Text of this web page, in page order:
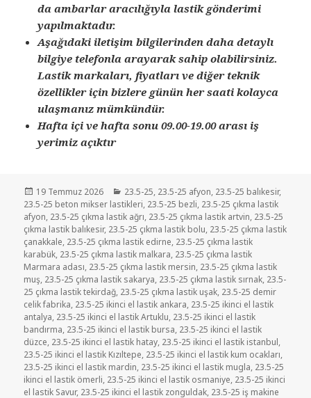
da ambarlar aracılığıyla lastik gönderimi
yapılmaktadır.
Aşağıdaki iletişim bilgilerinden daha detaylı
bilgiye telefonla arayarak sahip olabilirsiniz.
Lastik markaları, fiyatları ve diğer teknik
özellikler için bizlere günün her saati kolayca
ulaşmanız mümkündür.
Hafta içi ve hafta sonu 09.00-19.00 arası iş
yerimiz açıktır
Yayın
tarihi
19 Temmuz 2026 Kategoriler
23.5-25, 23.5-25 afyon, 23.5-25 balıkesir,
23.5-25 beton mikser lastikleri, 23.5-25 bezli, 23.5-25 çıkma lastik
afyon, 23.5-25 çıkma lastik ağrı, 23.5-25 çıkma lastik artvin, 23.5-25
çıkma lastik balıkesir, 23.5-25 çıkma lastik bolu, 23.5-25 çıkma lastik
çanakkale, 23.5-25 çıkma lastik edirne, 23.5-25 çıkma lastik
karabük, 23.5-25 çıkma lastik malkara, 23.5-25 çıkma lastik
Marmara adası, 23.5-25 çıkma lastik mersin, 23.5-25 çıkma lastik
muş, 23.5-25 çıkma lastik sakarya, 23.5-25 çıkma lastik sırnak, 23.5-
25 çıkma lastik tekirdağ, 23.5-25 çıkma lastik uşak, 23.5-25 demir
celik fabrika, 23.5-25 ikinci el lastik ankara, 23.5-25 ikinci el lastik
antalya, 23.5-25 ikinci el lastik Artuklu, 23.5-25 ikinci el lastik
bandırma, 23.5-25 ikinci el lastik bursa, 23.5-25 ikinci el lastik
düzce, 23.5-25 ikinci el lastik hatay, 23.5-25 ikinci el lastik istanbul,
23.5-25 ikinci el lastik Kızıltepe, 23.5-25 ikinci el lastik kum ocakları,
23.5-25 ikinci el lastik mardin, 23.5-25 ikinci el lastik mugla, 23.5-25
ikinci el lastik ömerli, 23.5-25 ikinci el lastik osmaniye, 23.5-25 ikinci
el lastik Savur, 23.5-25 ikinci el lastik zonguldak, 23.5-25 iş makine